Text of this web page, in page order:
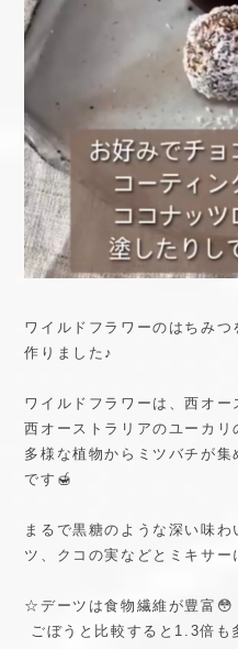
ワイルドフラワーのはちみ
作りました♪
ワイルドフラワーは、西オー
西オーストラリアのユーカリ
多様な植物からミツバチが
です🍯
まるで黒糖のような深い味
ツ、クコの実などとミキサ
☆デーツは食物繊維が豊富😳
ごぼうと比較すると1.3倍も